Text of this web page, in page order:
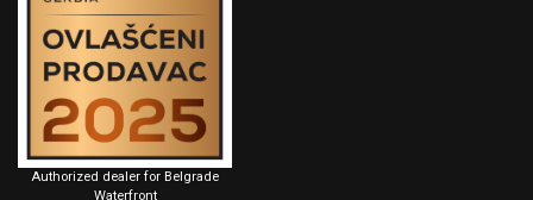
Authorized dealer for Belgrade
Waterfront